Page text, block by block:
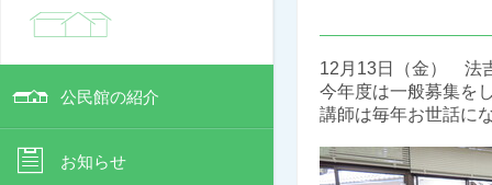
公民館の紹介
お知らせ
12月13日（金） 法
今年度は一般募集を
講師は毎年お世話